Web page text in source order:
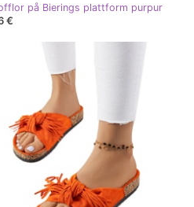
på Bierings plattform purpur
€